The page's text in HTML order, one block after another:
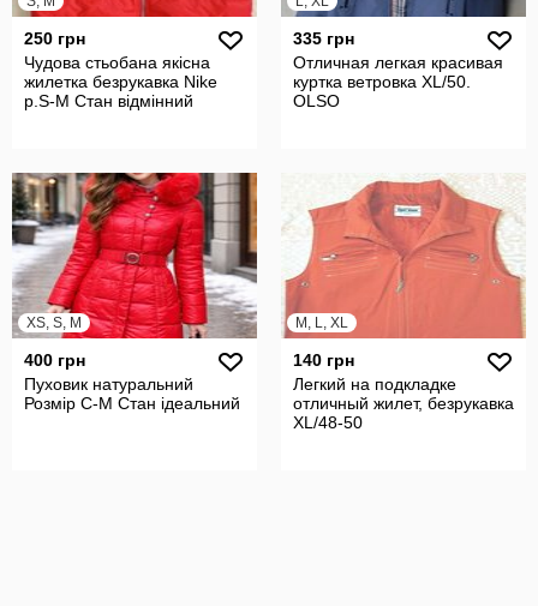
250 грн
Чудова стьобана якісна
жилетка безрукавка Nike
р.S-M Стан відмінний
335 грн
Отличная легкая красивая
куртка ветровка XL/50.
OLSO
XS, S, M
400 грн
Пуховик натуральний
Розмір С-М Стан ідеальний
M, L, XL
140 грн
Легкий на подкладке
отличный жилет, безрукавка
XL/48-50